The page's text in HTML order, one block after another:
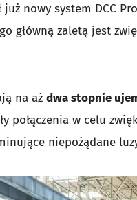
już nowy system DCC
główną zaletą jest
na aż dwa stopnie
połączenia w celu
niepożądane